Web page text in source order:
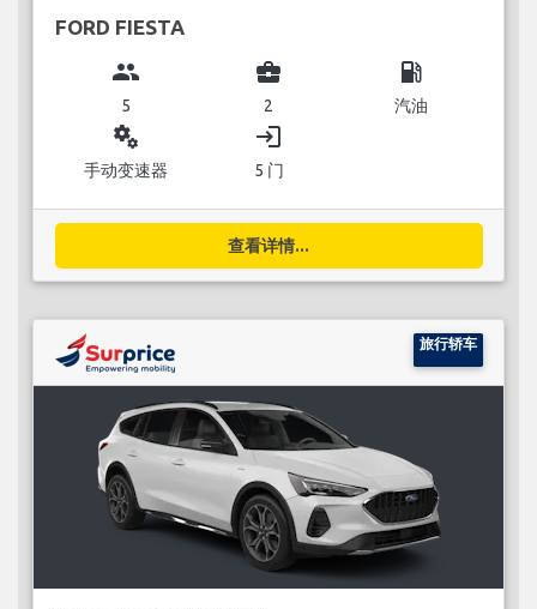
FORD FIESTA
group
5
business_center
2
local_gas_station
汽油
miscellaneous_services
手动变速器
login
5 门
查看详情...
旅行轿车